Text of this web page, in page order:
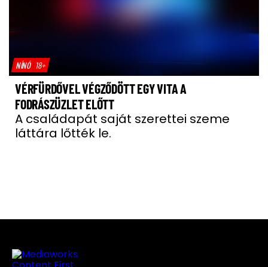
NÍNÓ 18+
VÉRFÜRDŐVEL VÉGZŐDÖTT EGY VITA A
FODRÁSZÜZLET ELŐTT
A családapát saját szerettei szeme
láttára lőtték le.